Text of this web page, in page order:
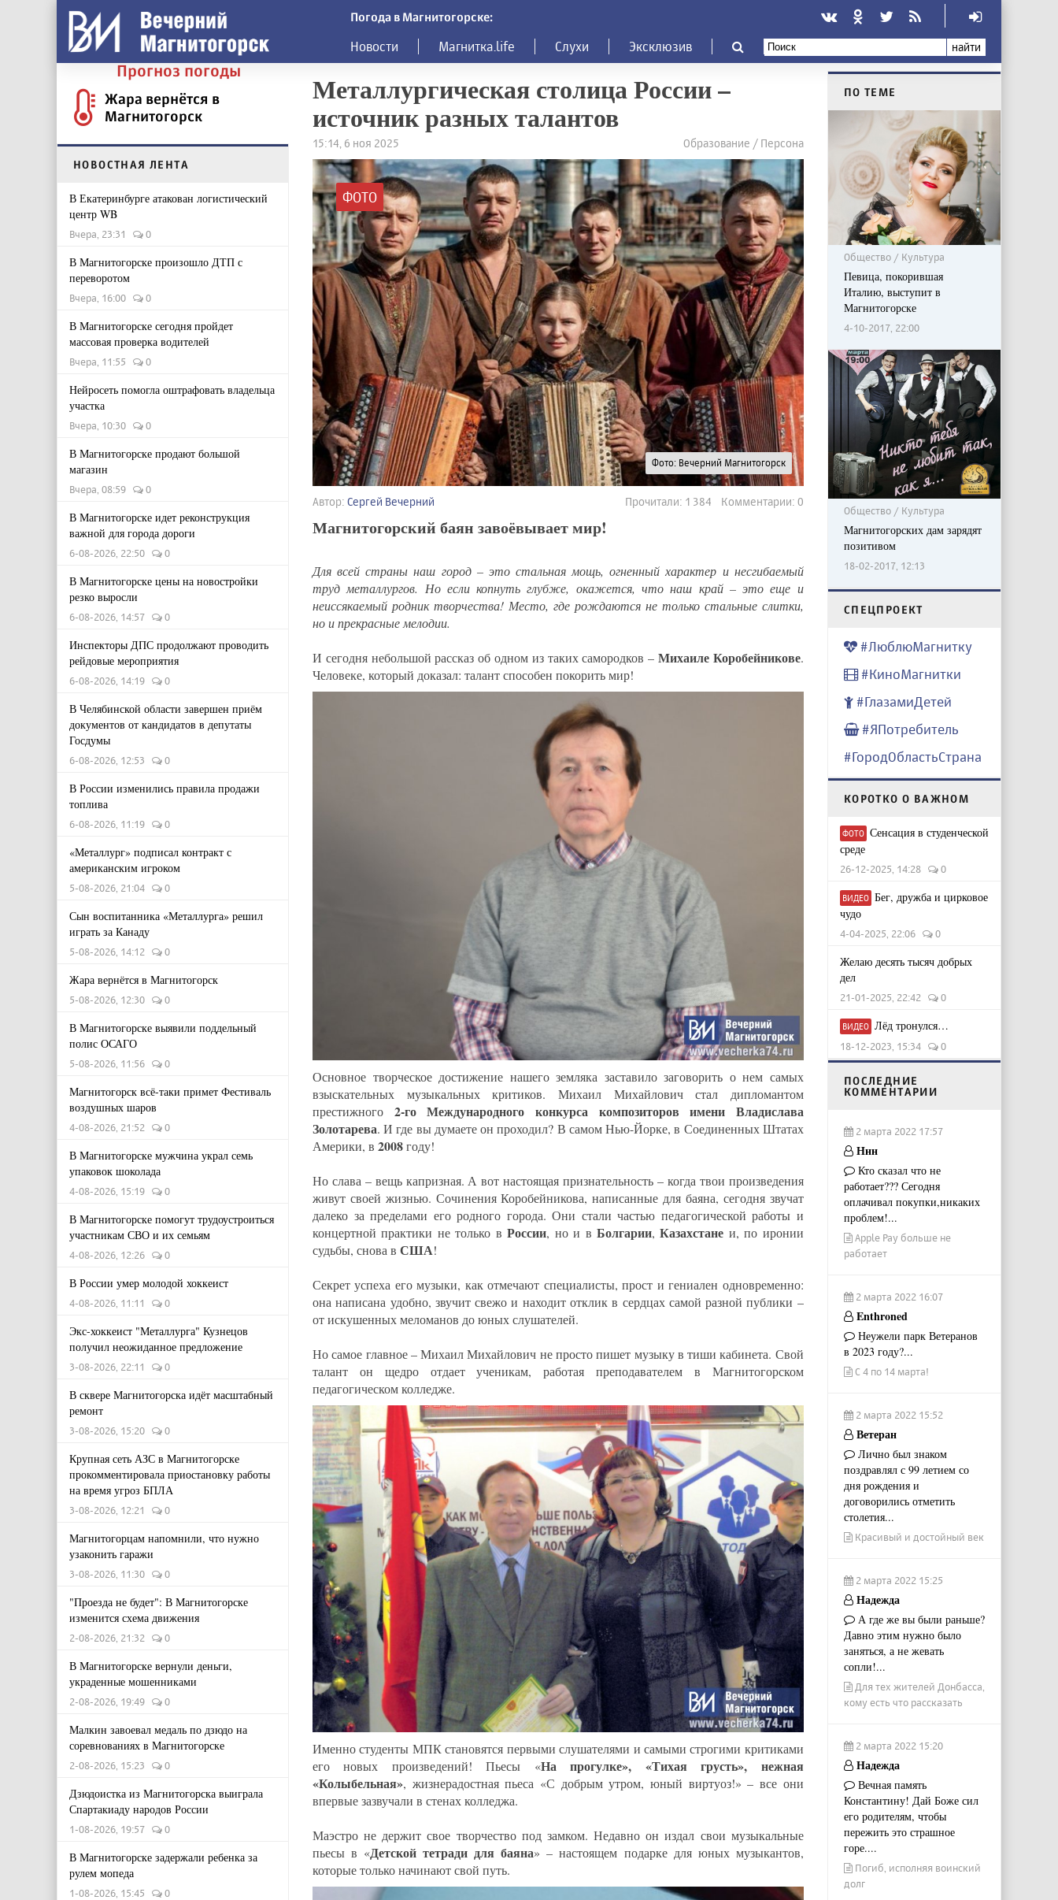
Погода в Магнитогорске:
Новости Магнитка.life Слухи Эксклюзив найти
Прогноз погоды
Жара вернётся в
Магнитогорск
НОВОСТНАЯ ЛЕНТА
В Екатеринбурге атакован логистический
центр WB
Вчера, 23:31 0
В Магнитогорске произошло ДТП с
переворотом
Вчера, 16:00 0
В Магнитогорске сегодня пройдет
массовая проверка водителей
Вчера, 11:55 0
Нейросеть помогла оштрафовать владельца
участка
Вчера, 10:30 0
В Магнитогорске продают большой
магазин
Вчера, 08:59 0
В Магнитогорске идет реконструкция
важной для города дороги
6-08-2026, 22:50 0
В Магнитогорске цены на новостройки
резко выросли
6-08-2026, 14:57 0
Инспекторы ДПС продолжают проводить
рейдовые мероприятия
6-08-2026, 14:19 0
В Челябинской области завершен приём
документов от кандидатов в депутаты
Госдумы
6-08-2026, 12:53 0
В России изменились правила продажи
топлива
6-08-2026, 11:19 0
«Металлург» подписал контракт с
американским игроком
5-08-2026, 21:04 0
Сын воспитанника «Металлурга» решил
играть за Канаду
5-08-2026, 14:12 0
Жара вернётся в Магнитогорск
5-08-2026, 12:30 0
В Магнитогорске выявили поддельный
полис ОСАГО
5-08-2026, 11:56 0
Магнитогорск всё-таки примет Фестиваль
воздушных шаров
4-08-2026, 21:52 0
В Магнитогорске мужчина украл семь
упаковок шоколада
4-08-2026, 15:19 0
В Магнитогорске помогут трудоустроиться
участникам СВО и их семьям
4-08-2026, 12:26 0
В России умер молодой хоккеист
4-08-2026, 11:11 0
Экс-хоккеист "Металлурга" Кузнецов
получил неожиданное предложение
3-08-2026, 22:11 0
В сквере Магнитогорска идёт масштабный
ремонт
3-08-2026, 15:20 0
Крупная сеть АЗС в Магнитогорске
прокомментировала приостановку работы
на время угроз БПЛА
3-08-2026, 12:21 0
Магнитогорцам напомнили, что нужно
узаконить гаражи
3-08-2026, 11:30 0
"Проезда не будет": В Магнитогорске
изменится схема движения
2-08-2026, 21:32 0
В Магнитогорске вернули деньги,
украденные мошенниками
2-08-2026, 19:49 0
Малкин завоевал медаль по дзюдо на
соревнованиях в Магнитогорске
2-08-2026, 15:23 0
Дзюдоистка из Магнитогорска выиграла
Спартакиаду народов России
1-08-2026, 19:57 0
В Магнитогорске задержали ребенка за
рулем мопеда
1-08-2026, 15:45 0
Металлургическая столица России –
источник разных талантов
15:14, 6 ноя 2025 Образование / Персона
ФОТО
Фото: Вечерний Магнитогорск
Автор: Сергей Вечерний Прочитали: 1 384 Комментарии: 0
Магнитогорский баян завоёвывает мир!
Для всей страны наш город – это стальная мощь, огненный характер и несгибаемый
труд металлургов. Но если копнуть глубже, окажется, что наш край – это еще и
неиссякаемый родник творчества! Место, где рождаются не только стальные слитки,
но и прекрасные мелодии.
И сегодня небольшой рассказ об одном из таких самородков – Михаиле Коробейникове.
Человеке, который доказал: талант способен покорить мир!
Основное творческое достижение нашего земляка заставило заговорить о нем самых
взыскательных музыкальных критиков. Михаил Михайлович стал дипломантом
престижного 2-го Международного конкурса композиторов имени Владислава
Золотарева. И где вы думаете он проходил? В самом Нью-Йорке, в Соединенных Штатах
Америки, в 2008году!
Но слава – вещь капризная. А вот настоящая признательность – когда твои произведения
живут своей жизнью. Сочинения Коробейникова, написанные для баяна, сегодня звучат
далеко за пределами его родного города. Они стали частью педагогической работы и
концертной практики не только вРоссии, но и в Болгарии,Казахстане и, по иронии
судьбы, снова в США!
Секрет успеха его музыки, как отмечают специалисты, прост и гениален одновременно:
она написана удобно, звучит свежо и находит отклик в сердцах самой разной публики –
от искушенных меломанов до юных слушателей.
Но самое главное – Михаил Михайлович не просто пишет музыку в тиши кабинета. Свой
талант он щедро отдает ученикам, работая преподавателем в Магнитогорском
педагогическом колледже.
Именно студенты МПК становятся первыми слушателями и самыми строгими критиками
его новых произведений! Пьесы «На прогулке», «Тихая грусть», нежная
«Колыбельная», жизнерадостная пьеса «С добрым утром, юный виртуоз!» – все они
впервые зазвучали в стенах колледжа.
Маэстро не держит свое творчество под замком. Недавно он издал свои музыкальные
пьесы в «Детской тетради для баяна» – настоящем подарке для юных музыкантов,
которые только начинают свой путь.
ПО ТЕМЕ
Общество / Культура
Певица, покорившая
Италию, выступит в
Магнитогорске
4-10-2017, 22:00
Общество / Культура
Магнитогорских дам зарядят
позитивом
18-02-2017, 12:13
CПЕЦПРОЕКТ
#ЛюблюМагнитку
#КиноМагнитки
#ГлазамиДетей
#ЯПотребитель
#ГородОбластьСтрана
КОРОТКО О ВАЖНОМ
ФОТО Сенсация в студенческой
среде
26-12-2025, 14:28 0
ВИДЕО Бег, дружба и цирковое
чудо
4-04-2025, 22:06 0
Желаю десять тысяч добрых
дел
21-01-2025, 22:42 0
ВИДЕО Лёд тронулся…
18-12-2023, 15:34 0
ПОСЛЕДНИЕ
КОММЕНТАРИИ
2 марта 2022 17:57
Ннн
Кто сказал что не
работает??? Сегодня
оплачивал покупки,никаких
проблем!...
Apple Pay больше не
работает
2 марта 2022 16:07
Enthroned
Неужели парк Ветеранов
в 2023 году?...
С 4 по 14 марта!
2 марта 2022 15:52
Ветеран
Лично был знаком
поздравлял с 99 летием со
дня рождения и
договорились отметить
столетия...
Красивый и достойный век
2 марта 2022 15:25
Надежда
А где же вы были раньше?
Давно этим нужно было
заняться, а не жевать
сопли!...
Для тех жителей Донбасса,
кому есть что рассказать
2 марта 2022 15:20
Надежда
Вечная память
Константину! Дай Боже сил
его родителям, чтобы
пережить это страшное
горе....
Погиб, исполняя воинский
долг